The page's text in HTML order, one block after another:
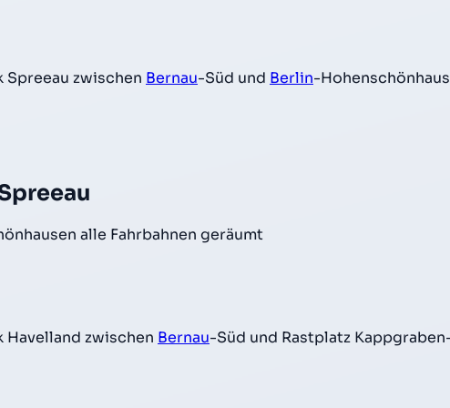
Spreeau zwischen Bernau-Süd und Berlin-
alle Fahrbahnen geräumt
Havelland zwischen Bernau-Süd und Rastplatz